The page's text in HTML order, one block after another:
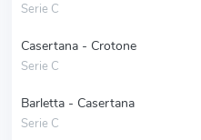
Serie C
Casertana - Crotone
Serie C
Barletta - Casertana
Serie C